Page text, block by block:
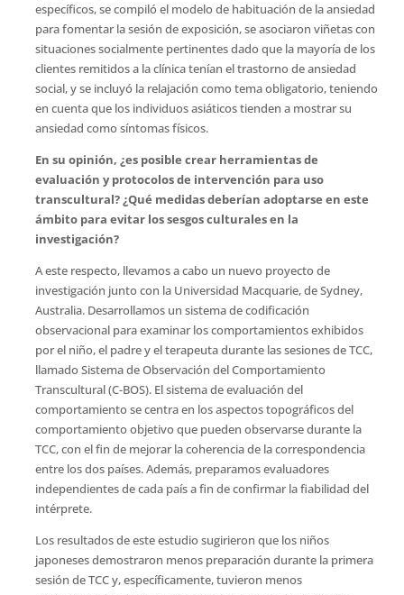
específicos, se compiló el modelo de habituación de la ansiedad
para fomentar la sesión de exposición, se asociaron viñetas con
situaciones socialmente pertinentes dado que la mayoría de los
clientes remitidos a la clínica tenían el trastorno de ansiedad
social, y se incluyó la relajación como tema obligatorio, teniendo
en cuenta que los individuos asiáticos tienden a mostrar su
ansiedad como síntomas físicos.
En su opinión, ¿es posible crear herramientas de
evaluación y protocolos de intervención para uso
transcultural? ¿Qué medidas deberían adoptarse en este
ámbito para evitar los sesgos culturales en la
investigación?
A este respecto, llevamos a cabo un nuevo proyecto de
investigación junto con la Universidad Macquarie, de Sydney,
Australia. Desarrollamos un sistema de codificación
observacional para examinar los comportamientos exhibidos
por el niño, el padre y el terapeuta durante las sesiones de TCC,
llamado Sistema de Observación del Comportamiento
Transcultural (C-BOS). El sistema de evaluación del
comportamiento se centra en los aspectos topográficos del
comportamiento objetivo que pueden observarse durante la
TCC, con el fin de mejorar la coherencia de la correspondencia
entre los dos países. Además, preparamos evaluadores
independientes de cada país a fin de confirmar la fiabilidad del
intérprete.
Los resultados de este estudio sugirieron que los niños
japoneses demostraron menos preparación durante la primera
sesión de TCC y, específicamente, tuvieron menos